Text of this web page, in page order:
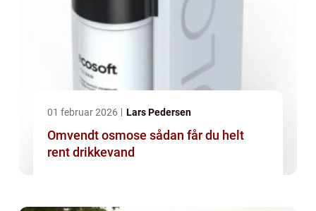
01 februar 2026 Lars Pedersen
Omvendt osmose sådan får du helt
rent drikkevand